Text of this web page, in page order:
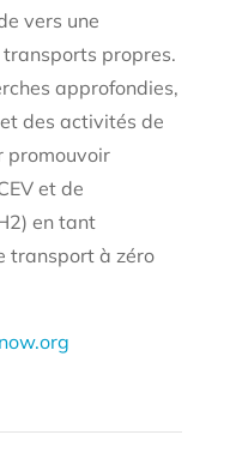
vers une
propres.
approfondies,
des activités de
promouvoir
et de
en tant
transport à zéro